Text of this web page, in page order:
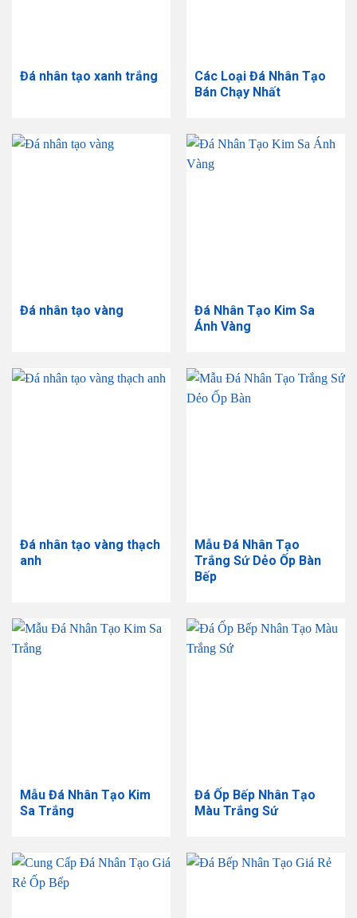
Đá nhân tạo xanh trắng
Các Loại Đá Nhân Tạo
Bán Chạy Nhất
Đá nhân tạo vàng
Đá Nhân Tạo Kim Sa
Ánh Vàng
Đá nhân tạo vàng thạch
anh
Mẫu Đá Nhân Tạo
Trắng Sứ Dẻo Ốp Bàn
Bếp
​Mẫu Đá Nhân Tạo Kim
Sa Trắng
Đá Ốp Bếp Nhân Tạo
Màu Trắng Sứ